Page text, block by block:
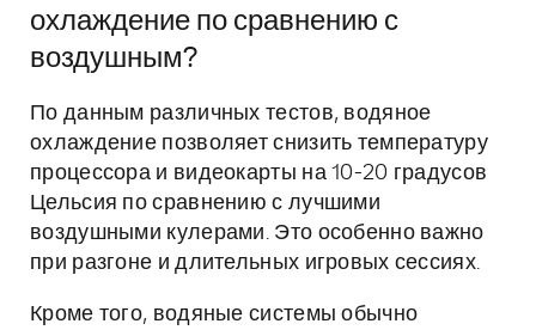
охлаждение по сравнению с
воздушным?
По данным различных тестов, водяное
охлаждение позволяет снизить температуру
процессора и видеокарты на 10-20 градусов
Цельсия по сравнению с лучшими
воздушными кулерами. Это особенно важно
при разгоне и длительных игровых сессиях.
Кроме того, водяные системы обычно